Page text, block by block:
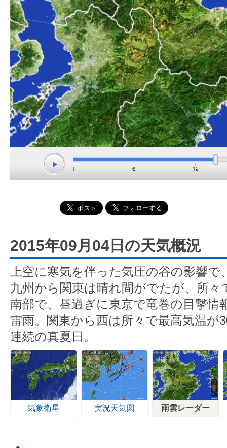
2015年09月04日の天気概況
上空に寒気を伴った気圧の谷の影響
九州から関東は晴れ間がでたが、所々
南部で、昼過ぎに東京で竜巻の目撃情
雷雨。関東から西は所々で最高気温が
連続の真夏日。
気象衛星 実況天気図 雨雲レーダー